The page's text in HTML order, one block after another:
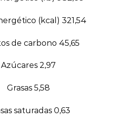
(kcal) 321,54
de carbono 45,65
Azúcares 2,97
Grasas 5,58
saturadas 0,63